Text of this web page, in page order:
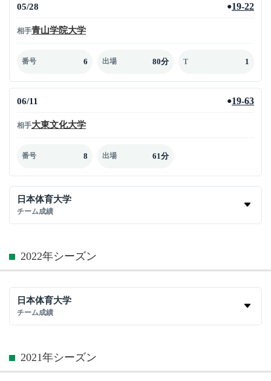
05/28 ●19-22
相手青山学院大学
番号 6 出場 80分 T 1
06/11 ●19-63
相手大東文化大学
番号 8 出場 61分
日本体育大学
チーム成績
2022年シーズン
日本体育大学
チーム成績
2021年シーズン